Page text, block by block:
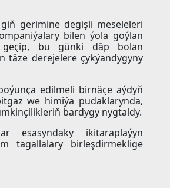
gerimine degişli meseleleri
bilen ýola goýlan
geçip, bu günki däp bolan
derejelere çykýandygyny
edilmeli birnäçe aýdyň
we himiýa pudaklarynda,
bardygy nygtaldy.
esasyndaky ikitaraplaýyn
tagallalary birleşdirmeklige